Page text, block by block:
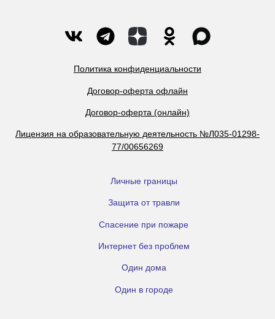
Политика конфиденциальности
Договор-оферта офлайн
Договор-оферта (онлайн)
Лицензия на образовательную деятельность №Л035-01298-
77/00656269
Личные границы
Защита от травли
Спасение при пожаре
Интернет без проблем
Один дома
Один в городе